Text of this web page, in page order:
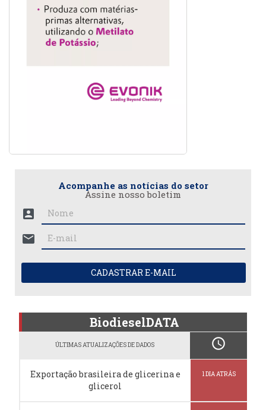
Acompanhe as notícias do setor
Assine nosso boletim
account_box
mail
CADASTRAR E-MAIL
BiodieselDATA
ÚLTIMAS ATUALIZAÇÕES DE DADOS schedule
Exportação brasileira de glicerina e
glicerol
1 DIA ATRÁS